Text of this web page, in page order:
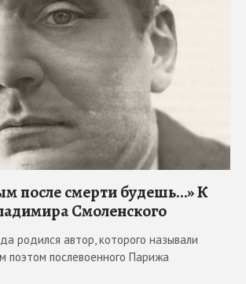
после смерти будешь…» К
Смоленского
родился автор, которого называли
поэтом послевоенного Парижа